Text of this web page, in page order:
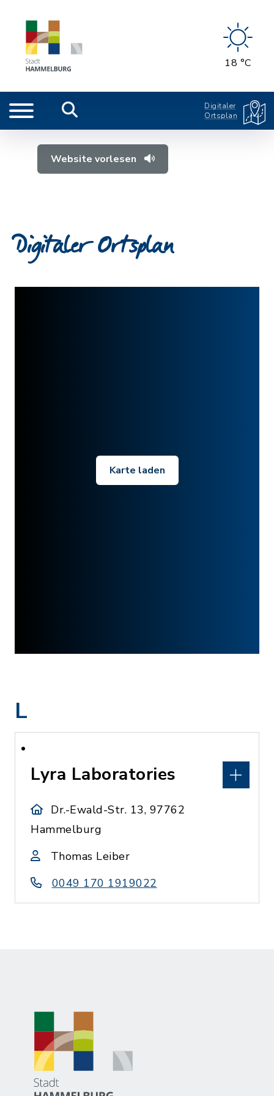
18 °C
Digitaler
Ortsplan
Website vorlesen
Digitaler Ortsplan
Karte laden
L
Lyra Laboratories
Dr.-Ewald-Str. 13, 97762
Hammelburg
Thomas Leiber
0049 170 1919022